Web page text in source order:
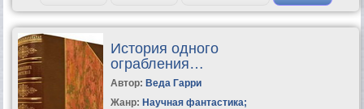
История одного
ограбления…
Автор: Веда Гарри
Жанр: Научная фантастика;